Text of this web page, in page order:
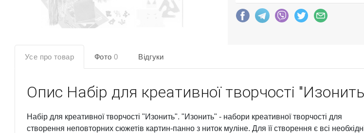
Усе про товар Фото 0 Відгуки
Опис Набір для креативної творчості
Набір для креативної творчості "Изонить". "Изонить" - набори креативної творчості для
створення неповторних сюжетів картин-панно з ниток муліне. Для її створення є всі